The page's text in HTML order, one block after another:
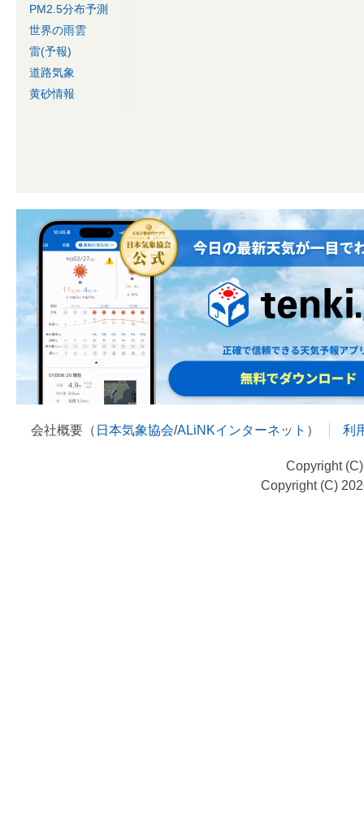
PM2.5分布予測
世界の雨雲
雷(予報)
道路気象
黄砂情報
会社概要（ 日本気象協会/ALiNKインターネット ） 利
Copyright
Copyright (C)